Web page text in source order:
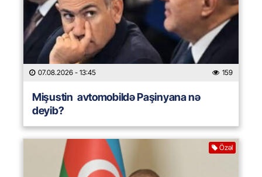
07.08.2026 - 13:45 159
Mişustin avtomobildə Paşinyana nə
deyib?
Özəl